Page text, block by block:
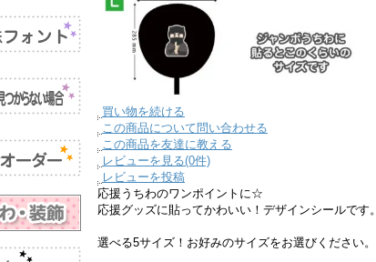
買い物を続ける
この商品について問い合わせる
この商品を友達に教える
レビューを見る(0件)
レビューを投稿
応援うちわのワンポイントに☆
応援グッズに貼ってかわいい！デザインシールです。
選べる5サイズ！お好みのサイズをお選びください。